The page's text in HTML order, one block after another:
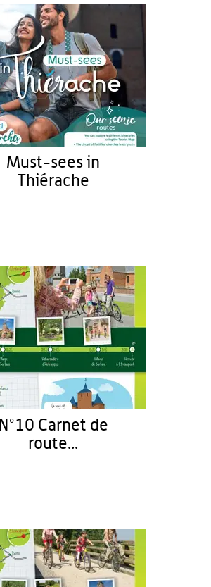
Must-sees in
Thiérache
N°10 Carnet de
route...